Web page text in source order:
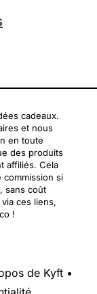
cadeaux.
et nous
en toute
des produits
affiliés. Cela
si
sans coût
ces liens,
!
de Kyft •